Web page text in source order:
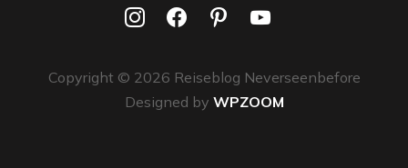
instagramfacebookpinterestyoutube
Copyright © 2026 Reiseblog Neverseenbefore
Designed by WPZOOM